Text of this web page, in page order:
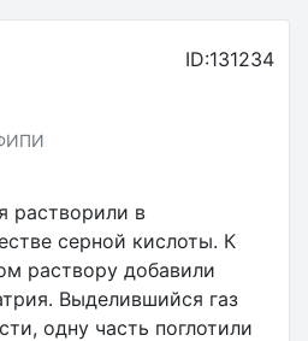
ID:131234
растворили в
серной кислоты. К
раствору добавили
Выделившийся газ
одну часть поглотили